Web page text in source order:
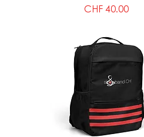
Preis
CHF 40.00